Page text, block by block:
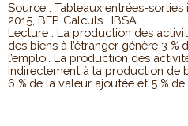
Source : Tableaux entrées-
2015, BFP. Calculs : IBSA.
Lecture : La production des
des biens à l’étranger génère 3
l’emploi. La production des
indirectement à la production de
6 % de la valeur ajoutée et 5 % de